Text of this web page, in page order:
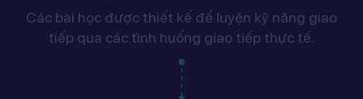
Các bài học được thiết kế để luyện kỹ năng giao
tiếp qua các tình huống giao tiếp thực tế.